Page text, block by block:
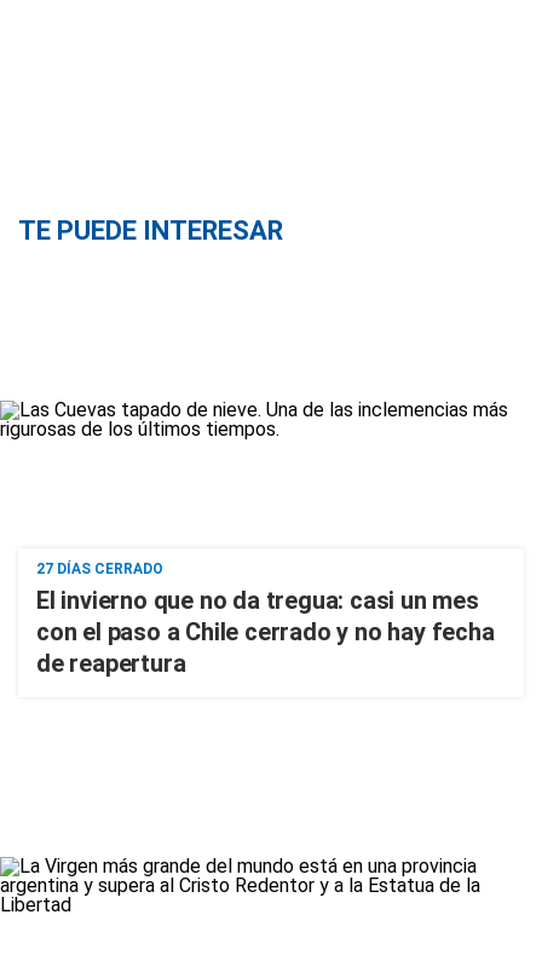
TE PUEDE INTERESAR
27 DÍAS CERRADO
El invierno que no da tregua: casi un mes
con el paso a Chile cerrado y no hay fecha
de reapertura